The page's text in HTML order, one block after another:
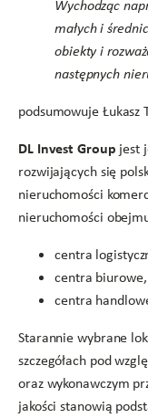
Wychodząc
małych i
obiekty i
następnych
podsumowuje Łukasz
DL Invest Group jest
rozwijających się
nieruchomości
nieruchomości
centra
centra biurowe,
centra
Starannie wybrane
szczegółach pod
oraz wykonawczym
jakości stanowią